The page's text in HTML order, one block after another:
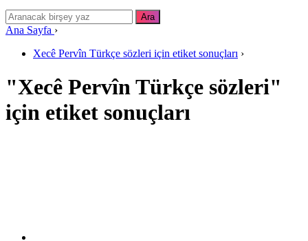
Ana Sayfa ›
Xecê Pervîn Türkçe sözleri için etiket sonuçları ›
"Xecê Pervîn Türkçe sözleri"
için etiket sonuçları